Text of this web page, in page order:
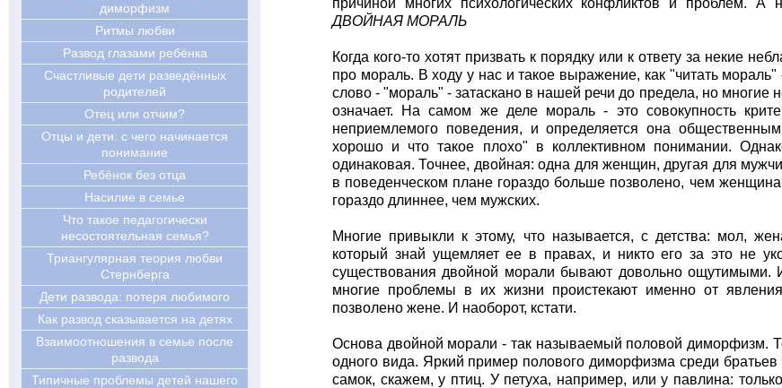
причиной многих психологических конфликтов и проблем. А
ДВОЙНАЯ МОРАЛЬ
Когда кого-то хотят призвать к порядку или к ответу за некие
про мораль. В ходу у нас и такое выражение, как "читать
слово - "мораль" - затаскано в нашей речи до предела, но многие
означает. На самом же деле мораль - это совокупность
неприемлемого поведения, и определяется она
хорошо и что такое плохо" в коллективном понимании.
одинаковая. Точнее, двойная: одна для женщин, другая для
в поведенческом плане гораздо больше позволено, чем
гораздо длиннее, чем мужских.
Многие привыкли к этому, что называется, с детства: мол,
который знай ущемляет ее в правах, и никто его за это не
существования двойной морали бывают довольно ощутимыми.
многие проблемы в их жизни проистекают именно от
позволено жене. И наоборот, кстати.
Основа двойной морали - так называемый половой диморфизм.
одного вида. Яркий пример полового диморфизма среди
самок, скажем, у птиц. У петуха, например, или у павлина:
диморфизм
Ритмы любви
Развод глазами ребёнка
Счастливые дети разведённых
родителей
Отец или отчим?
Отцы и дети: с чего начинается
понимание
Ребёнок без отца
Насилие в семье
Что такое педагогически
несостоятельная семья?
Триангулярная теория любви
Стернберга
Дети развода: потеря любимого
Как развод сказывается на детях
Взаимоотношения в семье после
развода
Типичные проблемы детей нашего